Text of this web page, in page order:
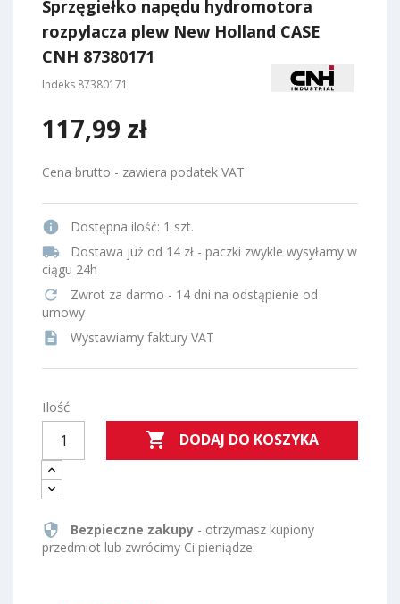
Sprzęgiełko napędu hydromotora
rozpylacza plew New Holland CASE
CNH 87380171
Indeks 87380171
117,99 zł
Cena brutto - zawiera podatek VAT
info Dostępna ilość: 1 szt.
local_shipping
Dostawa już od 14 zł - paczki zwykle wysyłamy w
ciągu 24h
refresh
Zwrot za darmo - 14 dni na odstąpienie od
umowy
description Wystawiamy faktury VAT
Ilość
 DODAJ DO KOSZYKA
security Bezpieczne zakupy - otrzymasz kupiony
przedmiot lub zwrócimy Ci pieniądze.